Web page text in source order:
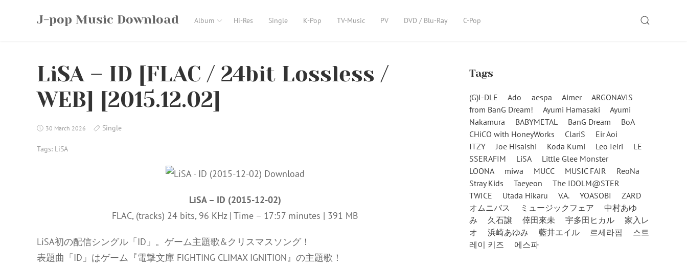
J-pop Music Download Album Hi-Res Single K-Pop TV-Music PV DVD / Blu-Ray C-Pop SEARCH
LiSA – ID [FLAC / 24bit Lossless /
WEB] [2015.12.02]
30 March 2026 Single
Tags: LiSA
LiSA – ID (2015-12-02)
FLAC, (tracks) 24 bits, 96 KHz | Time – 17:57 minutes | 391 MB
LiSA初の配信シングル「ID」。ゲーム主題歌&クリスマスソング！
表題曲「ID」はゲーム『電撃文庫 FIGHTING CLIMAX IGNITION』の主題歌！
Tags
(G)I-DLE Ado aespa Aimer
ARGONAVIS
from BanG Dream!
Ayumi Hamasaki
Ayumi
Nakamura
BABYMETAL BanG Dream
BoA
CHiCO with HoneyWorks
ClariS
Eir Aoi
ITZY
Joe Hisaishi Koda Kumi Leo Ieiri
LE
SSERAFIM
LiSA
Little Glee Monster
LOONA
miwa MUCC MUSIC FAIR
ReoNa
Stray Kids
Taeyeon
The IDOLM@STER
TWICE
Utada Hikaru V.A. YOASOBI
ZARD
オムニバス
ミュージックフェア
中村あゆ
み
久石譲 倖田來未 宇多田ヒカル
家入レ
オ
浜崎あゆみ 藍井エイル 르세라핌
스트
레이 키즈
에스파